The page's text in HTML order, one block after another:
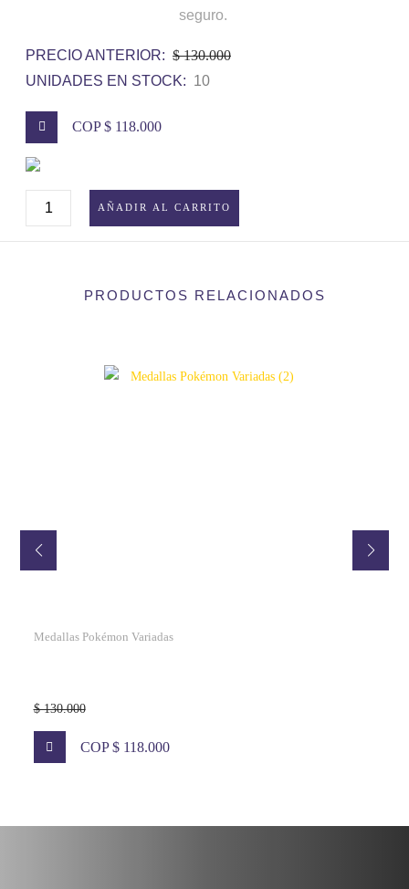
seguro.
PRECIO ANTERIOR: $ 130.000
UNIDADES EN STOCK: 10
COP $ 118.000
MEDALLAS
POKÉMON
AÑADIR AL CARRITO
PRODUCTOS RELACIONADOS
Medallas Pokémon Variadas
$ 130.000
COP $ 118.000